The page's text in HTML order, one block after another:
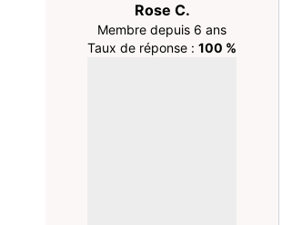
Rose C.
Membre depuis 6 ans
Taux de réponse : 100 %